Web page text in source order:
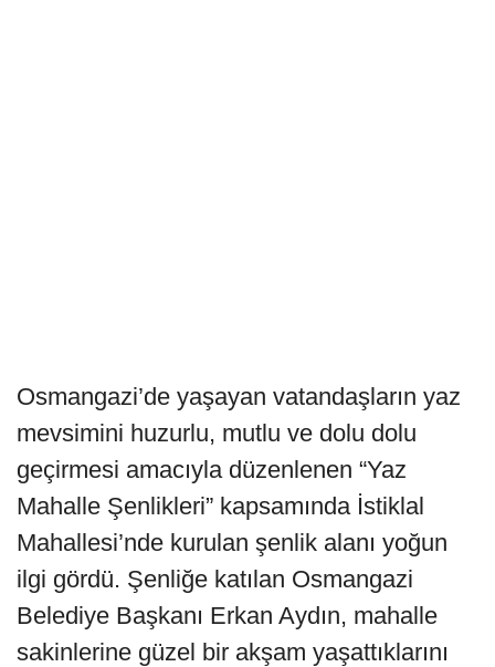
Osmangazi’de yaşayan vatandaşların yaz
mevsimini huzurlu, mutlu ve dolu dolu
geçirmesi amacıyla düzenlenen “Yaz
Mahalle Şenlikleri” kapsamında İstiklal
Mahallesi’nde kurulan şenlik alanı yoğun
ilgi gördü. Şenliğe katılan Osmangazi
Belediye Başkanı Erkan Aydın, mahalle
sakinlerine güzel bir akşam yaşattıklarını